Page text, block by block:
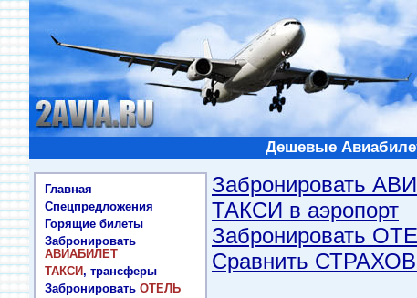
Дешевые
Главная
Спецпредложения
Горящие билеты
Забронировать
АВИАБИЛЕТ
ТАКСИ, трансферы
Забронировать ОТЕЛЬ
Забронировать
ТАКСИ в аэропорт
Забронировать
Сравнить